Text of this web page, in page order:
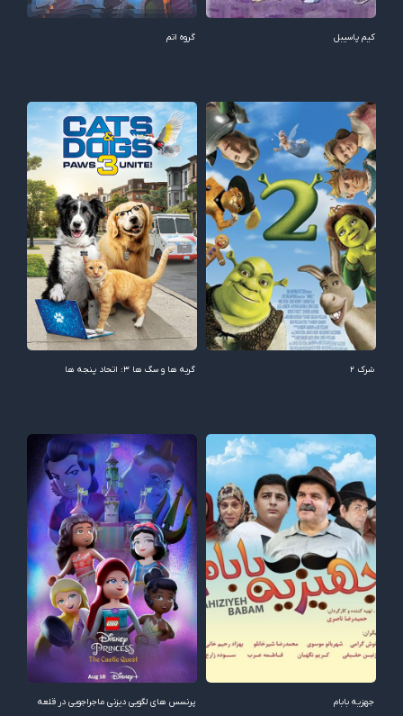
کیم پاسیبل گروه اتم
شرک 2 گربه ها و سگ ها 3: اتحاد پنجه ها
جهزیه بابام پرنسس های لگویی دیزنی ماجراجویی در قلعه